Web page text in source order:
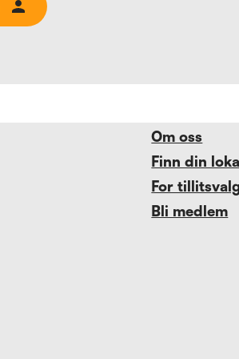
Om oss
Finn din
For
Bli medlem